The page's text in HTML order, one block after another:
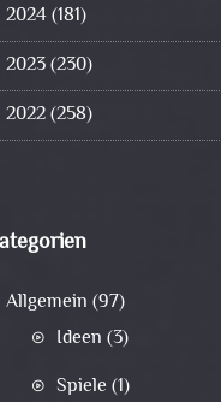
2024(181)
2023(230)
2022(258)
Allgemein (97)
Ideen (3)
Spiele (1)